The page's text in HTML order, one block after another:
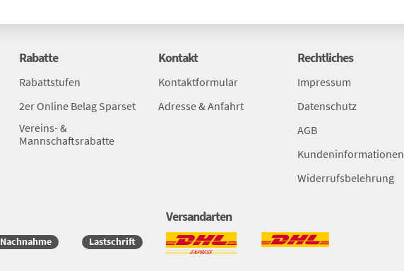
Rabatte
Rabattstufen
2er Online Belag Sparset
Vereins- &
Mannschaftsrabatte
Kontakt
Kontaktformular
Adresse & Anfahrt
Rechtliches
Impressum
Datenschutz
AGB
Kundeninformationen
Widerrufsbelehrung
Nachnahme Lastschrift
Versandarten